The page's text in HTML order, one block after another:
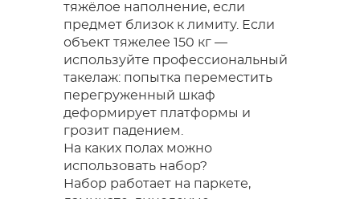
тяжёлое наполнение, если
предмет близок к лимиту. Если
объект тяжелее 150 кг —
используйте профессиональный
такелаж: попытка переместить
перегруженный шкаф
деформирует платформы и
грозит падением.
На каких полах можно
использовать набор?
Набор работает на паркете,